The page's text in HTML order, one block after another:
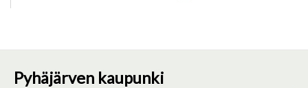
Pyhäjärven kaupunki